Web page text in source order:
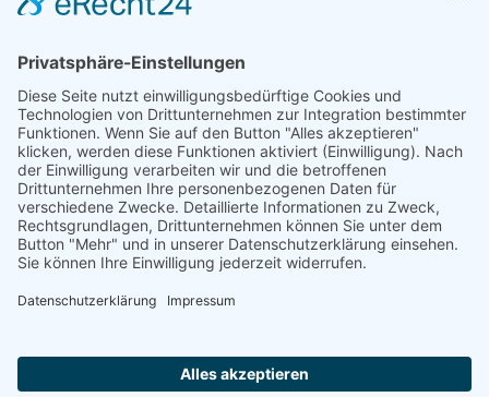
VERBÄNDE
RECHTLICHES